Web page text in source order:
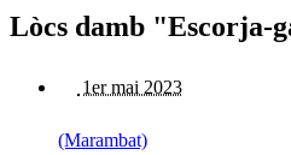
Lòcs damb "Escorja-
1er mai 2023
(Marambat)